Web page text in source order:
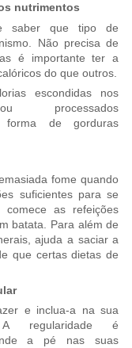
nutrimentos
saber que tipo de
Não precisa de
é importante ter a
do que outros.
escondidas nos
processados
forma de gorduras
fome quando
suficientes para se
as refeições
batata. Para além de
ajuda a saciar a
que certas dietas de
e inclua-a na sua
regularidade é
a pé nas suas